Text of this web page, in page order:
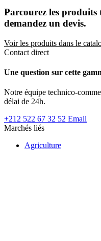
Parcourez les produits
demandez un devis.
Voir les produits dans le
Contact direct
Une question sur cette
Notre équipe technico-
délai de 24h.
+212 522 67 32 52 Email
Marchés liés
Agriculture